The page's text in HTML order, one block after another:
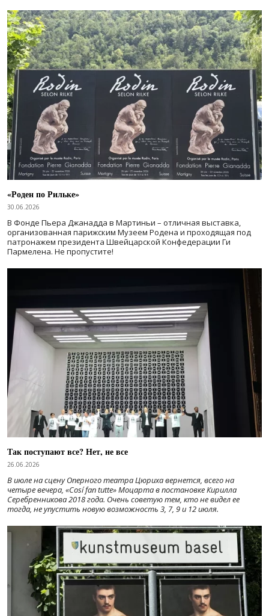
«Роден по Рильке»
30.06.2026
В Фонде Пьера Джанадда в Мартиньи – отличная выставка,
организованная парижским Музеем Родена и проходящая под
патронажем президента Швейцарской Конфедерации Ги
Пармелена. Не пропустите!
Так поступают все? Нет, не все
26.06.2026
В июле на сцену Оперного театра Цюриха вернется, всего на
четыре вечера, «Cosí fan tutte» Моцарта в постановке Кирилла
Серебренникова 2018 года. Очень советую тем, кто не видел ее
тогда, не упустить новую возможность 3, 7, 9 и 12 июля.